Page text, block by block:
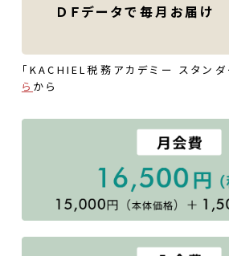
ＤＦデータで毎月お届け
「KACHIEL税務アカデミー スタンダ
ら から